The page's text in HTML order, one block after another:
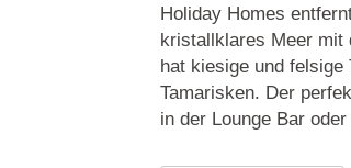
Holiday Homes
kristallklares Meer mit
hat kiesige und felsige
Tamarisken. Der
in der Lounge Bar